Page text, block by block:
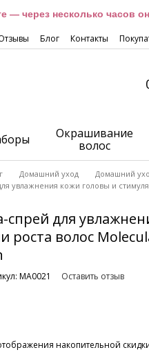
через несколько часов
Блог Контакты
Окрашивание
волос
Домашний уход
Домашний
увлажнения кожи головы и
спрей для
роста волос
MA0021 Оставить отзыв
накопительной